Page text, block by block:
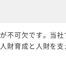
不可欠です。当
財育成と人財を